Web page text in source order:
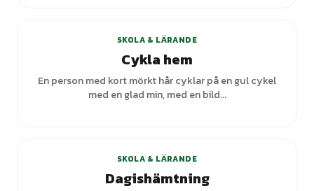
SKOLA & LÄRANDE
Cykla hem
En person med kort mörkt hår cyklar på en gul cykel
med en glad min, med en bild...
SKOLA & LÄRANDE
Dagishämtning